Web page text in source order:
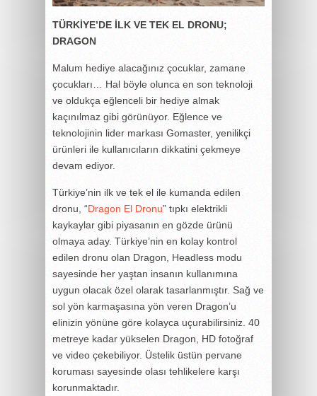
TÜRKİYE’DE İLK VE TEK EL DRONU;
DRAGON
Malum hediye alacağınız çocuklar, zamane
çocukları… Hal böyle olunca en son teknoloji
ve oldukça eğlenceli bir hediye almak
kaçınılmaz gibi görünüyor. Eğlence ve
teknolojinin lider markası Gomaster, yenilikçi
ürünleri ile kullanıcıların dikkatini çekmeye
devam ediyor.
Türkiye’nin ilk ve tek el ile kumanda edilen
dronu, “Dragon El Dronu” tıpkı elektrikli
kaykaylar gibi piyasanın en gözde ürünü
olmaya aday. Türkiye’nin en kolay kontrol
edilen dronu olan Dragon, Headless modu
sayesinde her yaştan insanın kullanımına
uygun olacak özel olarak tasarlanmıştır. Sağ ve
sol yön karmaşasına yön veren Dragon’u
elinizin yönüne göre kolayca uçurabilirsiniz. 40
metreye kadar yükselen Dragon, HD fotoğraf
ve video çekebiliyor. Üstelik üstün pervane
koruması sayesinde olası tehlikelere karşı
korunmaktadır.